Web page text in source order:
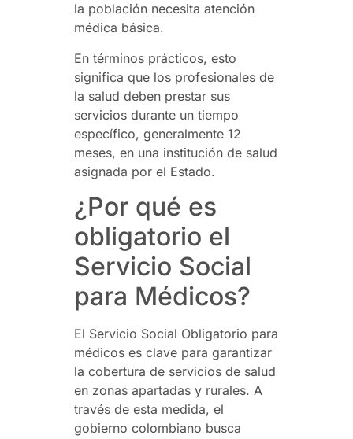
la población necesita atención
médica básica.
En términos prácticos, esto
significa que los profesionales de
la salud deben prestar sus
servicios durante un tiempo
específico, generalmente 12
meses, en una institución de salud
asignada por el Estado.
¿Por qué es
obligatorio el
Servicio Social
para Médicos?
El Servicio Social Obligatorio para
médicos es clave para garantizar
la cobertura de servicios de salud
en zonas apartadas y rurales. A
través de esta medida, el
gobierno colombiano busca